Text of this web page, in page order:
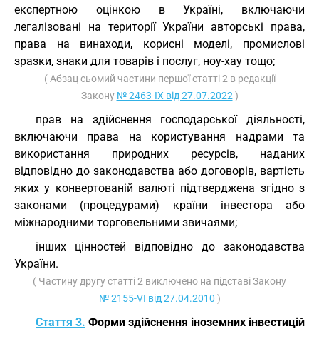
експертною оцінкою в Україні, включаючи
легалізовані на території України авторські права,
права на винаходи, корисні моделі, промислові
зразки, знаки для товарів і послуг, ноу-хау тощо;
( Абзац сьомий частини першої статті 2 в редакції
Закону № 2463-IX від 27.07.2022 )
прав на здійснення господарської діяльності,
включаючи права на користування надрами та
використання природних ресурсів, наданих
відповідно до законодавства або договорів, вартість
яких у конвертованій валюті підтверджена згідно з
законами (процедурами) країни інвестора або
міжнародними торговельними звичаями;
інших цінностей відповідно до законодавства
України.
( Частину другу статті 2 виключено на підставі Закону
№ 2155-VI від 27.04.2010 )
Стаття 3. Форми здійснення іноземних інвестицій